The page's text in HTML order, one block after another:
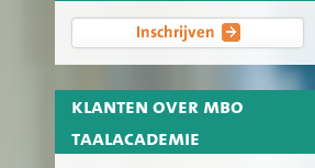
Inschrijven
klanten over mbo
taalacademie